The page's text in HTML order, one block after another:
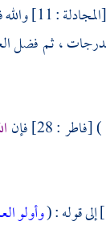
: 11] والله فضل
، ثم فضل
) [فاطر : 28] فإن
وأولو